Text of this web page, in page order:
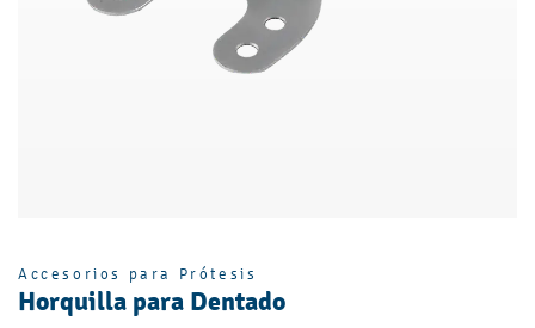
Accesorios para Prótesis
Horquilla para Dentado